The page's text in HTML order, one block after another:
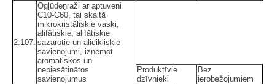
2.107.
Ogļūdeņraži ar aptuveni
C10-C60, tai skaitā
mikrokristāliskie vaski,
alifātiskie, alifātiskie
sazarotie un alicikliskie
savienojumi, izņemot
aromātiskos un
nepiesātinātos
savienojumus
Produktīvie
dzīvnieki
Bez
ierobežojumiem